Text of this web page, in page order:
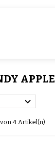
APPLE

4 Artikel(n)